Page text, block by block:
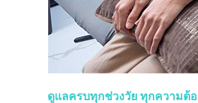
ดูแลครบทุกช่วงวัย ทุกความต้อ